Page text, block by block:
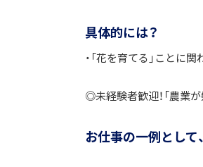
具体的には？
・「花を育てる」ことに
◎未経験者歓迎！「農業
お仕事の一例として